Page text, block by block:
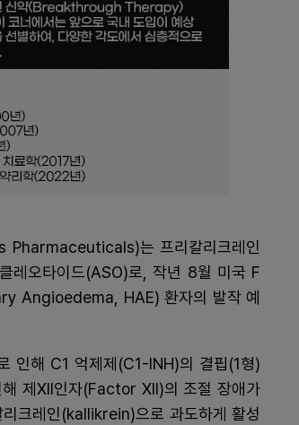
는 프리칼리크레인
레오타이드(ASO)로, 작년 8월 미국 F
Angioedema, HAE) 환자의 발작 예
인해 C1 억제제(C1-INH)의 결핍(1형)
제XII인자(Factor XII)의 조절 장애가
크레인(kallikrein)으로 과도하게 활성